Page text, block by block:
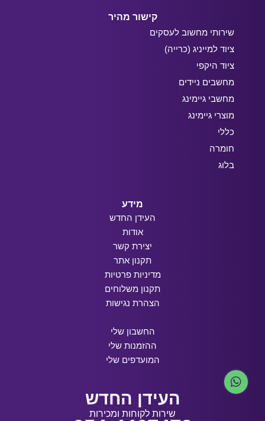
קישור מהיר
שירותי מחשוב לעסקים
ציוד למייניג (כרייה)
ציוד היקפי
מחשבים ניידים
מחשבי גיימינג
מוצרי גיימינג
כללי
חומרה
בלוג
מידע
העידן החדש
אודות
יצירת קשר
תקנון אתר
מדיניות פרטיות
תקנון משלוחים
הצהרת נגישות
החשבון שלי
ההזמנות שלי
המועדפים שלי
העידן החדש
שירות לקוחות ומכירות